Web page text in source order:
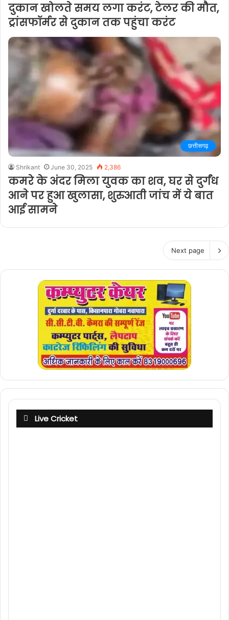
दुकान खोलते समय लगा करंट, टेलर की मौत,
ट्रांसफॉर्मर से दुकान तक पहुंचा करंट
छत्तीसगढ़
Shrikant June 30, 2025 2,386
कमरे के अंदर मिला युवक का शव, घर से दुर्गंध
आने पर हुआ खुलासा, शुरुआती जांच में ये बात
आई सामने
Next page
Live Cricket